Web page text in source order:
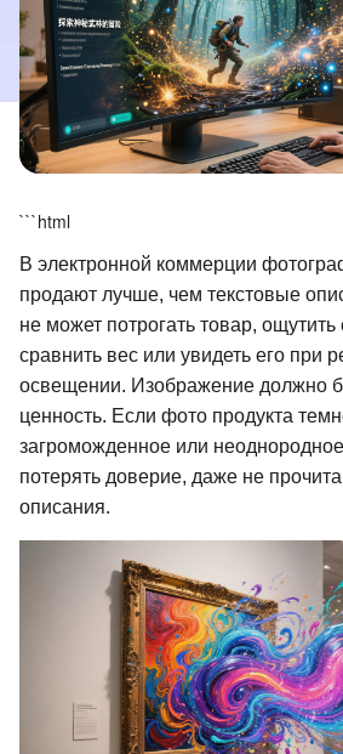
```html
В электронной коммерции
продают лучше, чем текстовые
не может потрогать товар, ощутить
сравнить вес или увидеть его при
освещении. Изображение должно
ценность. Если фото продукта
загроможденное или
потерять доверие, даже не
описания.